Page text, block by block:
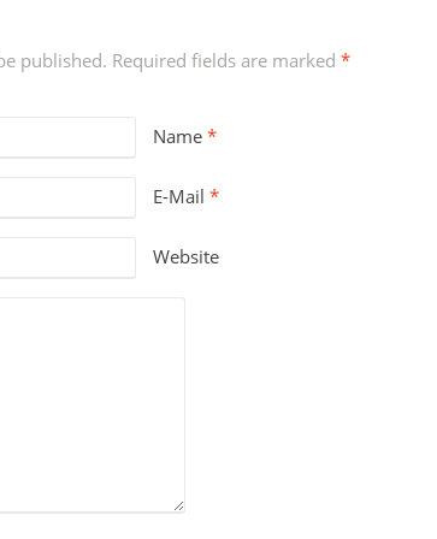
published. Required fields are marked *
Name *
E-Mail *
Website